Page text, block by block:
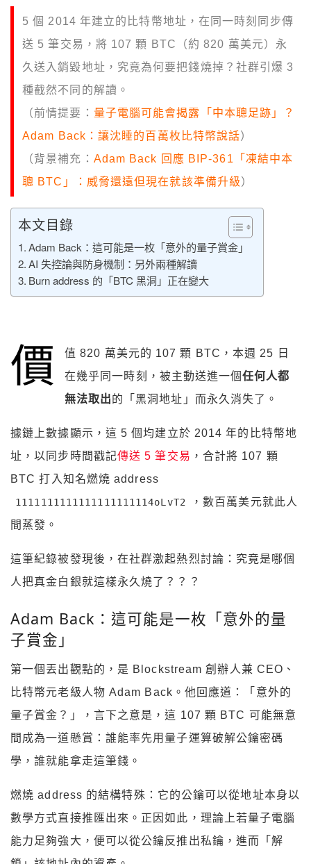
5 個 2014 年建立的比特幣地址，在同一時刻同步傳
送 5 筆交易，將 107 顆 BTC（約 820 萬美元）永
久送入銷毀地址，究竟為何要把錢燒掉？社群引爆 3
種截然不同的解讀。
（前情提要： 量子電腦可能會揭露「中本聰足跡」？
Adam Back：讓沈睡的百萬枚比特幣說話）
（背景補充： Adam Back 回應 BIP-361「凍結中本
聰 BTC」：威脅還遠但現在就該準備升級）
本文目錄
Adam Back：這可能是一枚「意外的量子賞金」
AI 失控論與防身機制：另外兩種解讀
Burn address 的「BTC 黑洞」正在變大
價
值 820 萬美元的 107 顆 BTC，本週 25 日
在幾乎同一時刻，被主動送進一個任何人都
無法取出的「黑洞地址」而永久消失了。
據鏈上數據顯示，這 5 個均建立於 2014 年的比特幣地
址，以同步時間戳記傳送 5 筆交易 ，合計將 107 顆
BTC 打入知名燃燒 address
1111111111111111111114oLvT2
，數百萬美元就此人
間蒸發。
這筆紀錄被發現後，在社群激起熱烈討論：究竟是哪個
人把真金白銀就這樣永久燒了？？？
Adam Back：這可能是一枚「意外的量
子賞金」
第一個丟出觀點的，是 Blockstream 創辦人兼 CEO、
比特幣元老級人物 Adam Back。他回應道：「意外的
量子賞金？」，言下之意是，這 107 顆 BTC 可能無意
間成為一道懸賞：誰能率先用量子運算破解公鑰密碼
學，誰就能拿走這筆錢。
燃燒 address 的結構特殊：它的公鑰可以從地址本身以
數學方式直接推匯出來。正因如此，理論上若量子電腦
能力足夠強大，便可以從公鑰反推出私鑰，進而「解